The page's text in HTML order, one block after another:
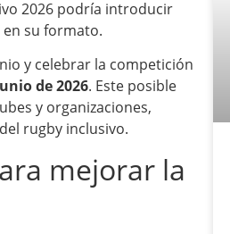
2026 podría introducir
su formato.
y celebrar la competición
de 2026. Este posible
y organizaciones,
rugby inclusivo.
mejorar la